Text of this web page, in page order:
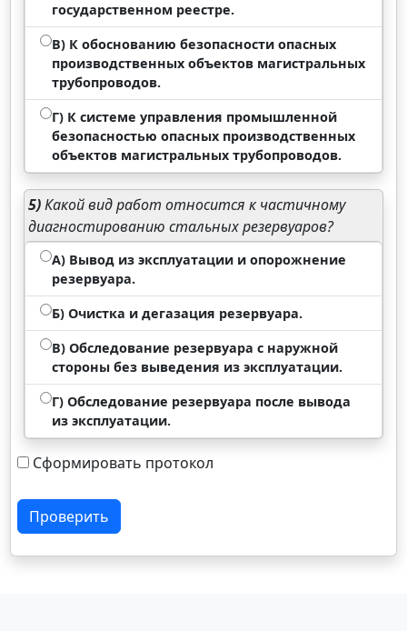
государственном реестре.
В) К обоснованию безопасности опасных
производственных объектов магистральных
трубопроводов.
Г) К системе управления промышленной
безопасностью опасных производственных
объектов магистральных трубопроводов.
5)Какой вид работ относится к частичному
диагностированию стальных резервуаров?
А) Вывод из эксплуатации и опорожнение
резервуара.
Б) Очистка и дегазация резервуара.
В) Обследование резервуара с наружной
стороны без выведения из эксплуатации.
Г) Обследование резервуара после вывода
из эксплуатации.
Сформировать протокол
Проверить